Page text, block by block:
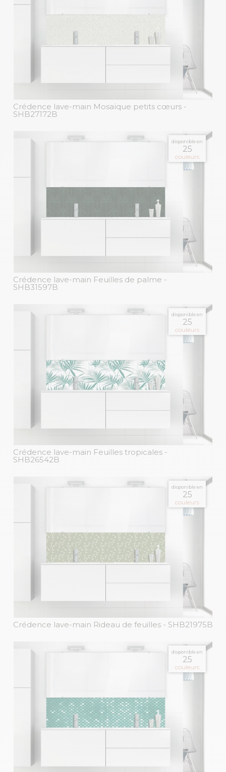
Crédence lave-main Mosaïque petits cœurs -
SHB27172B
disponible en
25
couleurs
Crédence lave-main Feuilles de palme -
SHB31597B
disponible en
25
couleurs
Crédence lave-main Feuilles tropicales -
SHB26542B
disponible en
25
couleurs
Crédence lave-main Rideau de feuilles - SHB21975B
disponible en
25
couleurs